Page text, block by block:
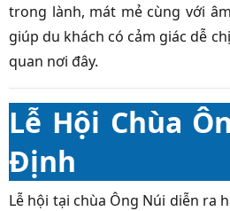
trong lành, mát mẻ cùng với
giúp du khách có cảm giác dễ
quan nơi đây.
Lễ Hội Chùa
Định
Lễ hội tại chùa Ông Núi diễn ra